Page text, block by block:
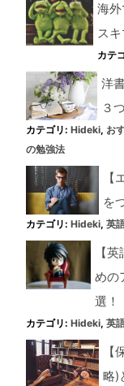
海
ス
カテ
洋
３
カテゴリ: Hideki, お
の勉強法
を
カテゴリ: Hideki, 英
【
めの
選！
カテゴリ: Hideki, 英
略)